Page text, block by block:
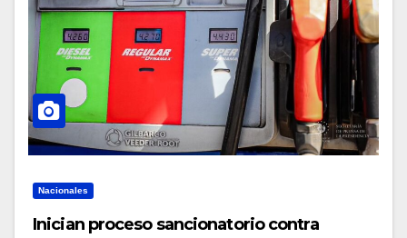
Nacionales
Inician proceso sancionatorio contra